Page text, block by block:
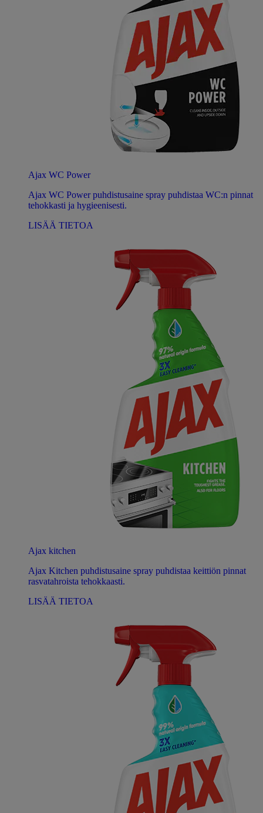
Ajax WC Power
Ajax WC Power puhdistusaine spray puhdistaa WC:n pinnat
tehokkasti ja hygieenisesti.
LISÄÄ TIETOA
Ajax kitchen
Ajax Kitchen puhdistusaine spray puhdistaa keittiön pinnat
rasvatahroista tehokkaasti.
LISÄÄ TIETOA